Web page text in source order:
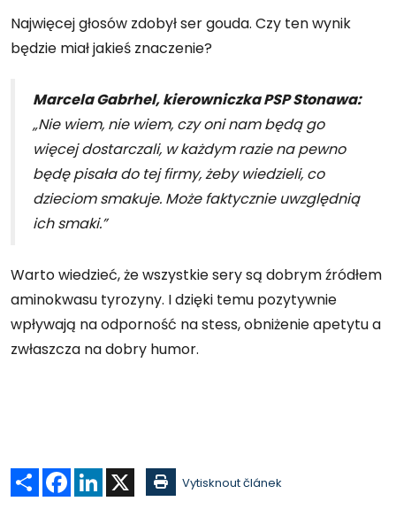
Najwięcej głosów zdobył ser gouda. Czy ten wynik
będzie miał jakieś znaczenie?
Marcela Gabrhel, kierowniczka PSP Stonawa:
„Nie wiem, nie wiem, czy oni nam będą go
więcej dostarczali, w każdym razie na pewno
będę pisała do tej firmy, żeby wiedzieli, co
dzieciom smakuje. Może faktycznie uwzględnią
ich smaki.”
Warto wiedzieć, że wszystkie sery są dobrym źródłem
aminokwasu tyrozyny. I dzięki temu pozytywnie
wpływają na odporność na stess, obniżenie apetytu a
zwłaszcza na dobry humor.
Sdílet Facebook
LinkedIn Vytisknout článek